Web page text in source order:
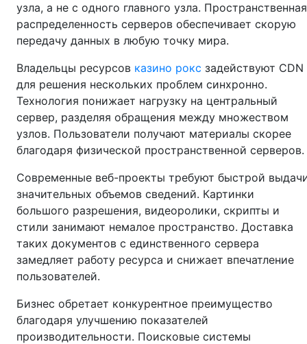
узла, а не с одного главного узла. Пространственная
распределенность серверов обеспечивает скорую
передачу данных в любую точку мира.
Владельцы ресурсов казино рокс задействуют CDN
для решения нескольких проблем синхронно.
Технология понижает нагрузку на центральный
сервер, разделяя обращения между множеством
узлов. Пользователи получают материалы скорее
благодаря физической пространственной серверов.
Современные веб-проекты требуют быстрой
значительных объемов сведений. Картинки
большого разрешения, видеоролики, скрипты и
стили занимают немалое пространство. Доставка
таких документов с единственного сервера
замедляет работу ресурса и снижает впечатление
пользователей.
Бизнес обретает конкурентное преимущество
благодаря улучшению показателей
производительности. Поисковые системы